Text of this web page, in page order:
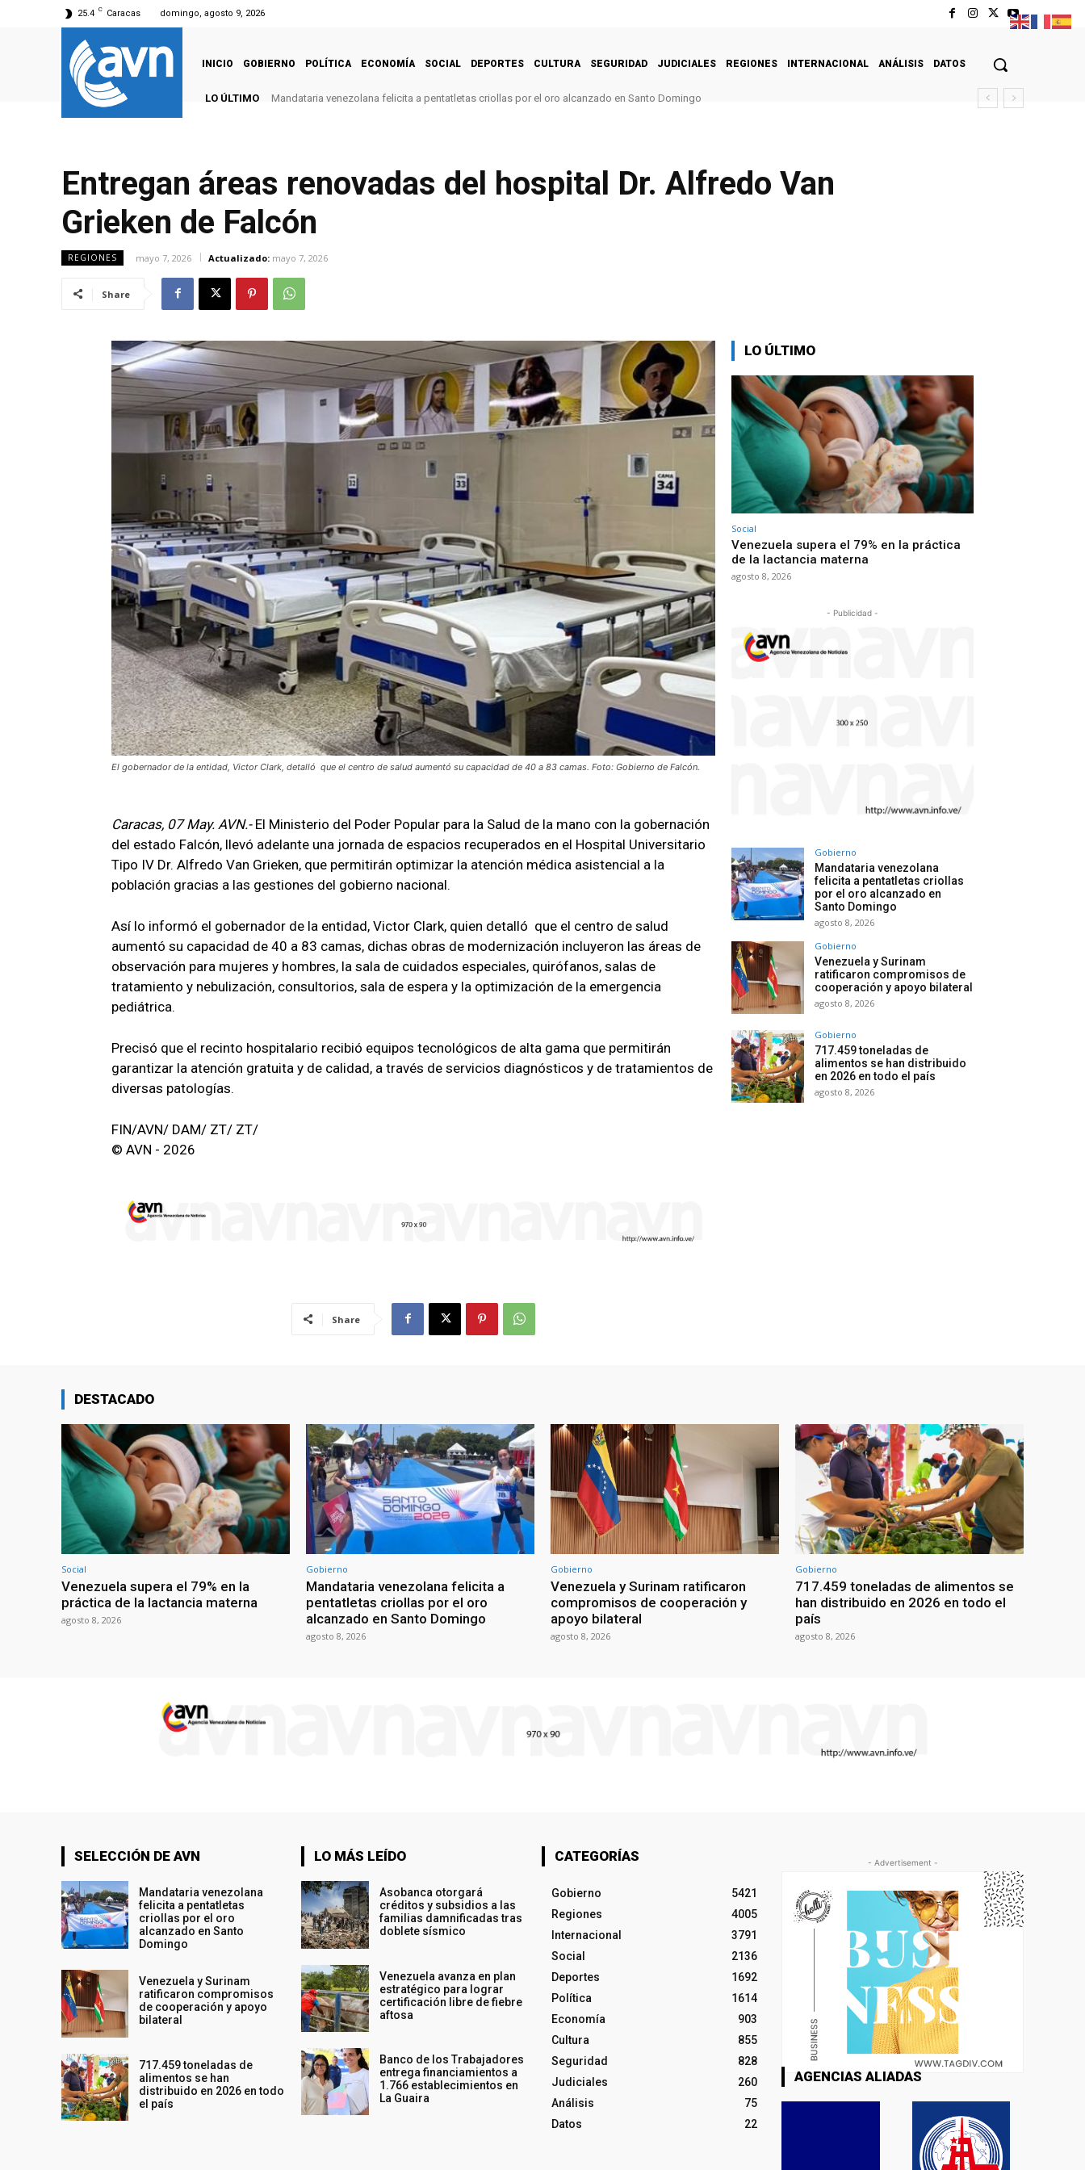
25.4 C Caracas domingo, agosto 9, 2026
INICIO GOBIERNO POLÍTICA ECONOMÍA SOCIAL DEPORTES CULTURA SEGURIDAD JUDICIALES REGIONES INTERNACIONAL ANÁLISIS DATOS
LO ÚLTIMO Mandataria venezolana felicita a pentatletas criollas por el oro alcanzado en Santo Domingo
Entregan áreas renovadas del hospital Dr. Alfredo Van
Grieken de Falcón
REGIONES mayo 7, 2026 Actualizado: mayo 7, 2026
Share
El gobernador de la entidad, Victor Clark, detalló que el centro de salud aumentó su capacidad de 40 a 83 camas. Foto: Gobierno de Falcón.
Caracas, 07 May. AVN.- El Ministerio del Poder Popular para la Salud de la mano con la gobernación
del estado Falcón, llevó adelante una jornada de espacios recuperados en el Hospital Universitario
Tipo IV Dr. Alfredo Van Grieken, que permitirán optimizar la atención médica asistencial a la
población gracias a las gestiones del gobierno nacional.
Así lo informó el gobernador de la entidad, Victor Clark, quien detalló que el centro de salud
aumentó su capacidad de 40 a 83 camas, dichas obras de modernización incluyeron las áreas de
observación para mujeres y hombres, la sala de cuidados especiales, quirófanos, salas de
tratamiento y nebulización, consultorios, sala de espera y la optimización de la emergencia
pediátrica.
Precisó que el recinto hospitalario recibió equipos tecnológicos de alta gama que permitirán
garantizar la atención gratuita y de calidad, a través de servicios diagnósticos y de tratamientos de
diversas patologías.
FIN/AVN/ DAM/ ZT/ ZT/
© AVN - 2026
Share
LO ÚLTIMO
Social
Venezuela supera el 79% en la práctica
de la lactancia materna
agosto 8, 2026
- Publicidad -
Gobierno
Mandataria venezolana
felicita a pentatletas criollas
por el oro alcanzado en
Santo Domingo
agosto 8, 2026
Gobierno
Venezuela y Surinam
ratificaron compromisos de
cooperación y apoyo bilateral
agosto 8, 2026
Gobierno
717.459 toneladas de
alimentos se han distribuido
en 2026 en todo el país
agosto 8, 2026
DESTACADO
Social
Venezuela supera el 79% en la
práctica de la lactancia materna
agosto 8, 2026
Gobierno
Mandataria venezolana felicita a
pentatletas criollas por el oro
alcanzado en Santo Domingo
agosto 8, 2026
Gobierno
Venezuela y Surinam ratificaron
compromisos de cooperación y
apoyo bilateral
agosto 8, 2026
Gobierno
717.459 toneladas de alimentos se
han distribuido en 2026 en todo el
país
agosto 8, 2026
SELECCIÓN DE AVN
Mandataria venezolana
felicita a pentatletas
criollas por el oro
alcanzado en Santo
Domingo
Venezuela y Surinam
ratificaron compromisos
de cooperación y apoyo
bilateral
717.459 toneladas de
alimentos se han
distribuido en 2026 en todo
el país
LO MÁS LEÍDO
Asobanca otorgará
créditos y subsidios a las
familias damnificadas tras
doblete sísmico
Venezuela avanza en plan
estratégico para lograr
certificación libre de fiebre
aftosa
Banco de los Trabajadores
entrega financiamientos a
1.766 establecimientos en
La Guaira
CATEGORÍAS
Gobierno
5421
Regiones
4005
Internacional
3791
Social
2136
Deportes
1692
Política
1614
Economía
903
Cultura
855
Seguridad
828
Judiciales
260
Análisis
75
Datos
22
- Advertisement -
AGENCIAS ALIADAS